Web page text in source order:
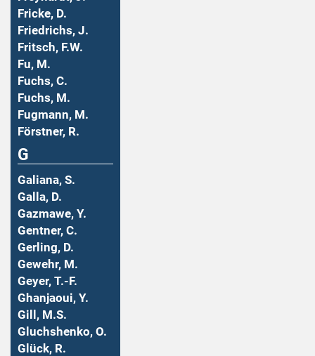
Fricke, D.
Friedrichs, J.
Fritsch, F.W.
Fu, M.
Fuchs, C.
Fuchs, M.
Fugmann, M.
Förstner, R.
G
Galiana, S.
Galla, D.
Gazmawe, Y.
Gentner, C.
Gerling, D.
Gewehr, M.
Geyer, T.-F.
Ghanjaoui, Y.
Gill, M.S.
Gluchshenko, O.
Glück, R.